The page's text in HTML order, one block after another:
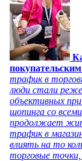
трафик в
люди стали реже
объективных
шопинга со
продолжает
трафик в
влиять на то
торговые